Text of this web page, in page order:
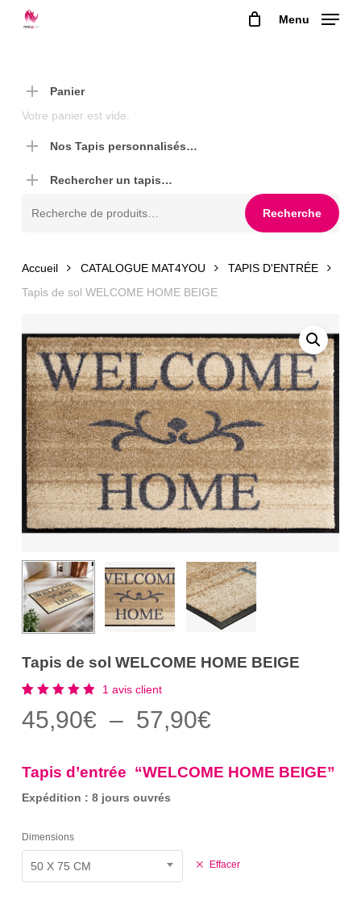
Menu
Panier
Votre panier est vide.
Nos Tapis personnalisés…
Rechercher un tapis…
Recherche
Accueil CATALOGUE MAT4YOU
TAPIS D'ENTRÉE
Tapis de sol WELCOME HOME BEIGE
Tapis de sol WELCOME HOME BEIGE
5.00
sur 5
client
1 avis client
45,90€ – 57,90€Plage
prix :
Tapis d’entrée “WELCOME HOME BEIGE”
Expédition : 8 jours ouvrés
Dimensions
50 X 75 CM Effacer